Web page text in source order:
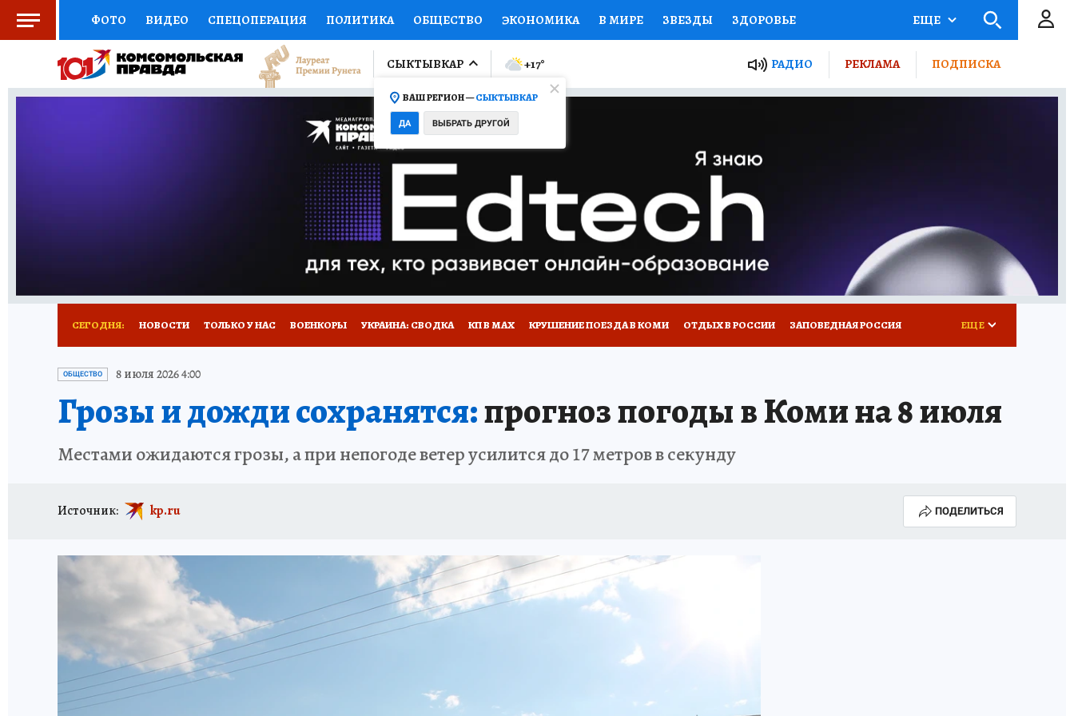
ФОТО ВИДЕО СПЕЦОПЕРАЦИЯ ПОЛИТИКА ОБЩЕСТВО ЭКОНОМИКА В МИРЕ ЗВЕЗДЫ ЗДОРОВЬЕ
СОЦПОДДЕРЖКА НАУКА СПОРТ КОЛУМНИСТЫ ПРОИСШЕСТВИЯ НАЦИОНАЛЬНЫЕ ПРОЕКТЫ РОССИИ
ВЫБОР ЭКСПЕРТОВ ДОКТОР ФИНАНСЫ ОТКРЫВАЕМ МИР Я ЗНАЮ СЕМЬЯ ЖЕНСКИЕ СЕКРЕТЫ ПУТЕВОДИТЕЛЬ
ПРОГНОЗЫ НА СПОРТ ПРОМОКОДЫ СЕРИАЛЫ
ТЕЛЕВИЗОР КОЛЛЕКЦИИ КОНКУРСЫ ГИД ПОТРЕБИТЕЛЯ
НОВОЕ НА САЙТЕ
ЕЩЕ
СЫКТЫВКАР
ВАШ РЕГИОН —СЫКТЫВКАР
ДА ВЫБРАТЬ ДРУГОЙ
+17° РАДИО РЕКЛАМА ПОДПИСКА
СЕГОДНЯ: НОВОСТИ ТОЛЬКО У НАС ВОЕНКОРЫ УКРАИНА: СВОДКА КП В МАХ КРУШЕНИЕ ПОЕЗДА В КОМИ ОТДЫХ В РОССИИ ЗАПОВЕДНАЯ РОССИЯ
ПРОИСШЕСТВИЯ
ЕЩЕ
ОБЩЕСТВО 8 июля 2026 4:00
Грозы и дожди сохранятся:прогноз погоды в Коми на 8 июля
Местами ожидаются грозы, а при непогоде ветер усилится до 17 метров в секунду
Источник: kp.ru ПОДЕЛИТЬСЯ